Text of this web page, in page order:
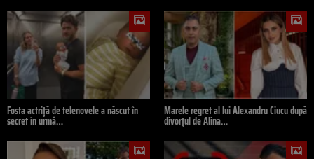
Fosta actriță de telenovele a născut în
secret în urmă…
Marele regret al lui Alexandru Ciucu după
divorțul de Alina…